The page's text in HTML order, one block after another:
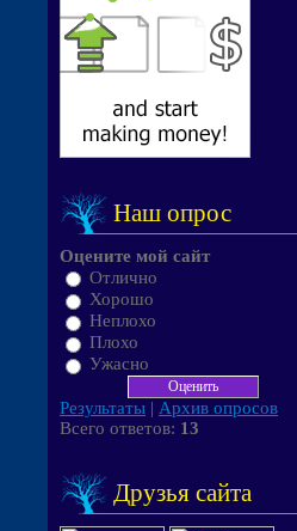
Наш опрос
Оцените мой сайт
Отлично
Хорошо
Неплохо
Плохо
Ужасно
Результаты | Архив опросов
Всего ответов: 13
Друзья сайта